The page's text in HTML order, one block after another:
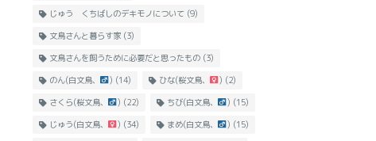
じゅう くちばしのデキモノについて(9)
文鳥さんと暮らす家(3)
文鳥さんを飼うために必要だと思ったもの(3)
のん(白文鳥、
) (14) ひな(桜文鳥、 ) (2)
さくら(桜文鳥、
) (22) ちび(白文鳥、 ) (15)
じゅう(白文鳥、
) (34) まめ(白文鳥、 ) (15)